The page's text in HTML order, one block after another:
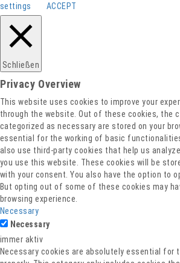
settings
ACCEPT
Schließen
Privacy Overview
This website uses cookies to improve your
through the website. Out of these cookies, the
categorized as necessary are stored on your
essential for the working of basic
also use third-party cookies that help us
you use this website. These cookies will be
with your consent. You also have the option to
But opting out of some of these cookies may
browsing experience.
Necessary
Necessary
immer aktiv
Necessary cookies are absolutely essential for